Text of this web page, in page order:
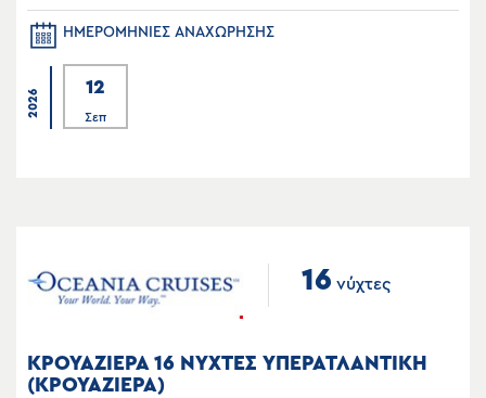
ΗΜΕΡΟΜΗΝΙΕΣ ΑΝΑΧΩΡΗΣΗΣ
2026
12
Σεπ
16 νύχτες
ΚΡΟΥΑΖΙΕΡΑ 16 ΝΥΧΤΕΣ ΥΠΕΡΑΤΛΑΝΤΙΚΗ
(ΚΡΟΥΑΖΙΕΡΑ)